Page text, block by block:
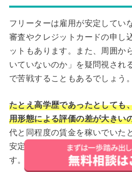
フリーターは雇用が安定してい
審査やクレジットカードの申し
ットもあります。また、周囲か
いていないのか」を疑問視され
で苦戦することもあるでしょう。
たとえ高学歴であったとしても
用形態による評価の差が大きい
代と同程度の賃金を稼いでいた
安定した立場を築くことで、初
す。